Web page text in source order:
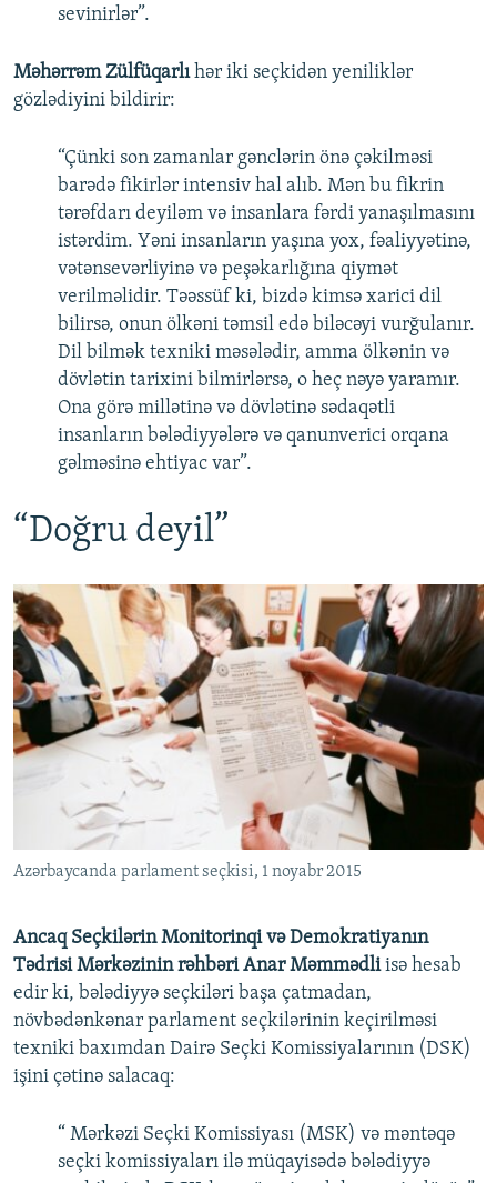
sevinirlər”.
Məhərrəm Zülfüqarlıhər iki seçkidən yeniliklər
gözlədiyini bildirir:
“Çünki son zamanlar gənclərin önə çəkilməsi
barədə fikirlər intensiv hal alıb. Mən bu fikrin
tərəfdarı deyiləm və insanlara fərdi yanaşılmasını
istərdim. Yəni insanların yaşına yox, fəaliyyətinə,
vətənsevərliyinə və peşəkarlığına qiymət
verilməlidir. Təəssüf ki, bizdə kimsə xarici dil
bilirsə, onun ölkəni təmsil edə biləcəyi vurğulanır.
Dil bilmək texniki məsələdir, amma ölkənin və
dövlətin tarixini bilmirlərsə, o heç nəyə yaramır.
Ona görə millətinə və dövlətinə sədaqətli
insanların bələdiyyələrə və qanunverici orqana
gəlməsinə ehtiyac var”.
“Doğru deyil”
Azərbaycanda parlament seçkisi, 1 noyabr 2015
Ancaq Seçkilərin Monitorinqi və Demokratiyanın
Tədrisi Mərkəzinin rəhbəri Anar Məmmədliisə hesab
edir ki, bələdiyyə seçkiləri başa çatmadan,
növbədənkənar parlament seçkilərinin keçirilməsi
texniki baxımdan Dairə Seçki Komissiyalarının (DSK)
işini çətinə salacaq:
“ Mərkəzi Seçki Komissiyası (MSK) və məntəqə
seçki komissiyaları ilə müqayisədə bələdiyyə